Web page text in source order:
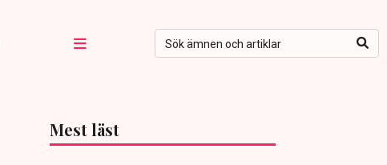
Mest läst